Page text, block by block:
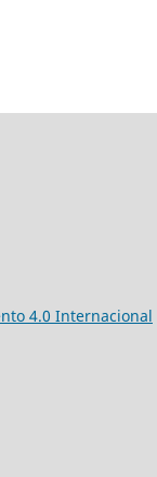
4.0 Internacional